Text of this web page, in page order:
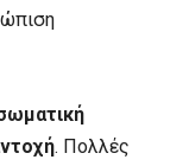
. Πολλές